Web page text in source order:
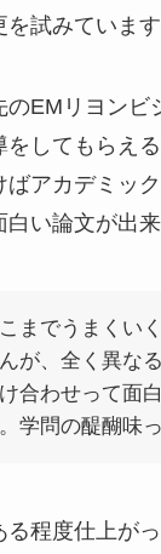
試みています
のEMリヨンビ
をしてもらえ
ばアカデミッ
白い論文が出
までうまくい
が、全く異な
合わせって面
学問の醍醐味
る程度仕上が